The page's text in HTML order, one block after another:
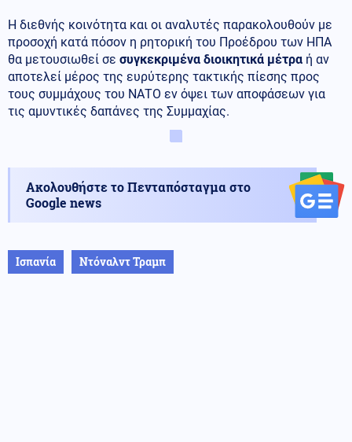
Η διεθνής κοινότητα και οι αναλυτές παρακολουθούν με
προσοχή κατά πόσον η ρητορική του Προέδρου των ΗΠΑ
θα μετουσιωθεί σε συγκεκριμένα διοικητικά μέτρα ή αν
αποτελεί μέρος της ευρύτερης τακτικής πίεσης προς
τους συμμάχους του ΝΑΤΟ εν όψει των αποφάσεων για
τις αμυντικές δαπάνες της Συμμαχίας.
Ακολουθήστε το Πενταπόσταγμα στο
Google news
Ισπανία Ντόναλντ Τραμπ